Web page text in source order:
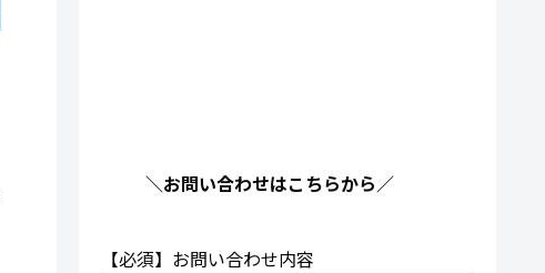
＼お問い合わせはこちらから／
【必須】 お問い合わせ内容